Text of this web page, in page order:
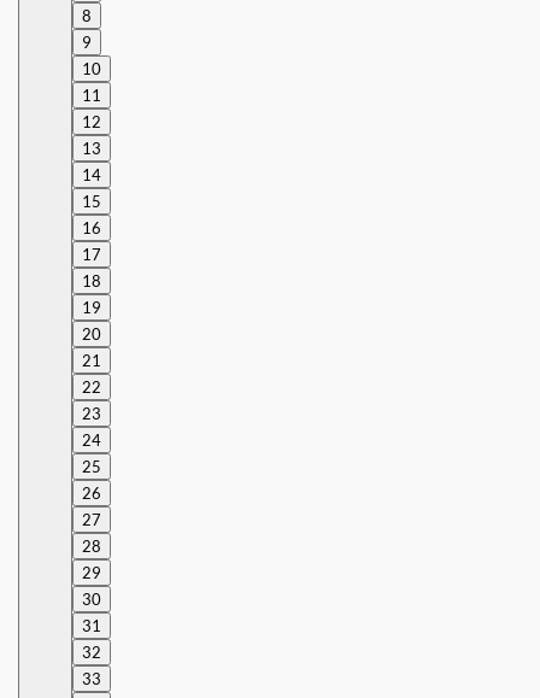
8
9
10
11
12
13
14
15
16
17
18
19
20
21
22
23
24
25
26
27
28
29
30
31
32
33